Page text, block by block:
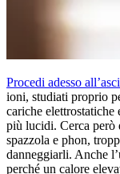
Procedi adesso
ioni, studiati proprio
cariche elettrostatiche
più lucidi. Cerca però
spazzola e phon,
danneggiarli. Anche
perché un calore